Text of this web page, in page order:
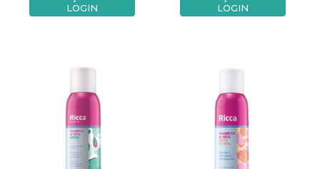
LOGIN
LOGIN